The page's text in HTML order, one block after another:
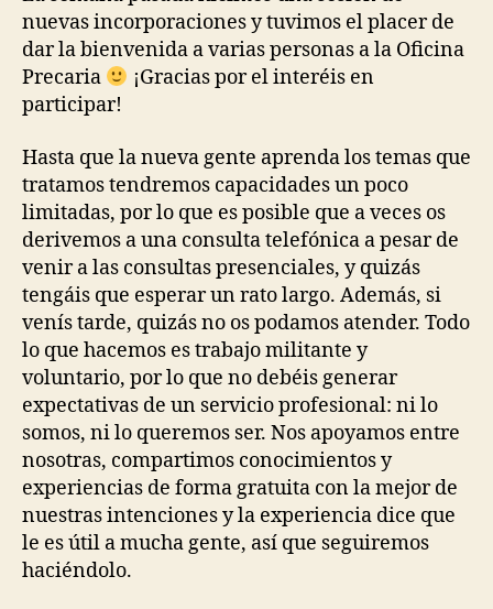
nuevas incorporaciones y tuvimos el placer de
dar la bienvenida a varias personas a la Oficina
Precaria
¡Gracias por el interéis en
participar!
Hasta que la nueva gente aprenda los temas que
tratamos tendremos capacidades un poco
limitadas, por lo que es posible que a veces os
derivemos a una consulta telefónica a pesar de
venir a las consultas presenciales, y quizás
tengáis que esperar un rato largo. Además, si
venís tarde, quizás no os podamos atender. Todo
lo que hacemos es trabajo militante y
voluntario, por lo que no debéis generar
expectativas de un servicio profesional: ni lo
somos, ni lo queremos ser. Nos apoyamos entre
nosotras, compartimos conocimientos y
experiencias de forma gratuita con la mejor de
nuestras intenciones y la experiencia dice que
le es útil a mucha gente, así que seguiremos
haciéndolo.